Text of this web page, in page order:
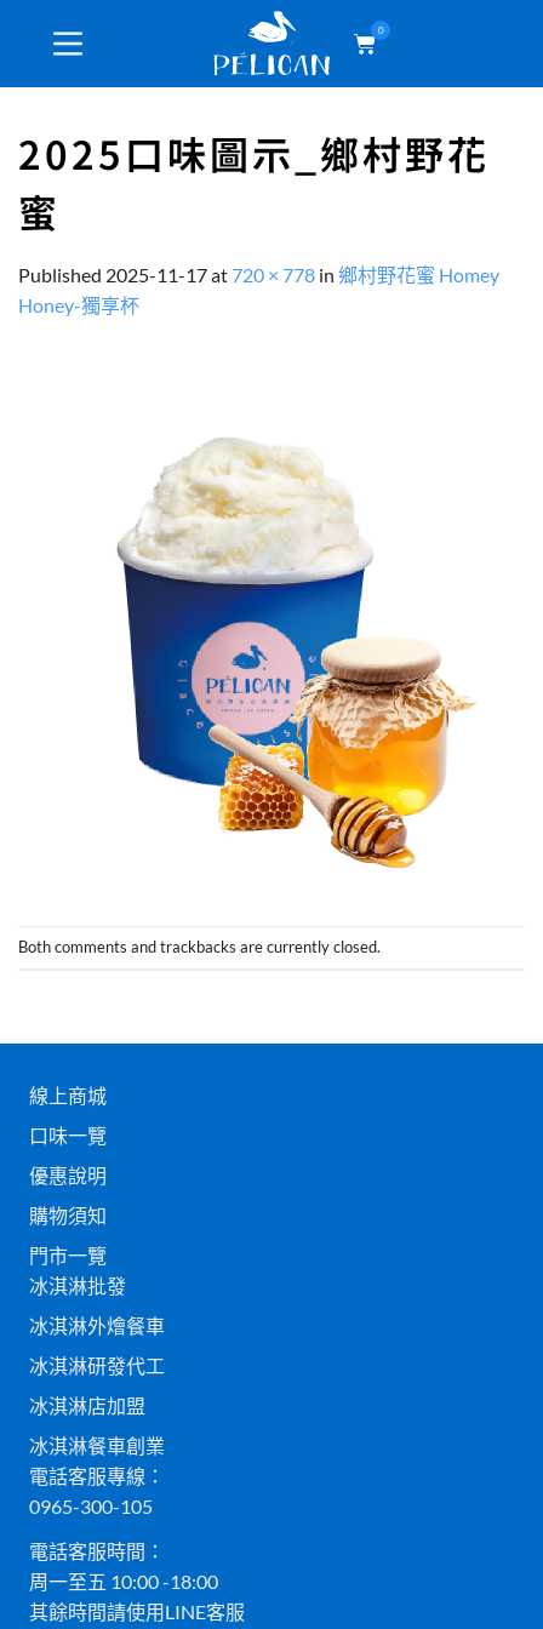
0
2025口味圖示_鄉村野花
蜜
Published 2025-11-17at 720 × 778 in 鄉村野花蜜 Homey
Honey-獨享杯
Both comments and trackbacks are currently closed.
線上商城
口味一覽
優惠說明
購物須知
門市一覽
冰淇淋批發
冰淇淋外燴餐車
冰淇淋研發代工
冰淇淋店加盟
冰淇淋餐車創業
電話客服專線：
0965-300-105
電話客服時間：
周一至五 10:00 -18:00
其餘時間請使用LINE客服